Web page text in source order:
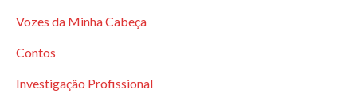
Vozes da Minha Cabeça
Contos
Investigação Profissional